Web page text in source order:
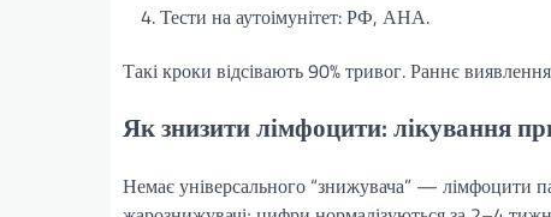
Тести на аутоімунітет: РФ, АНА.
Такі кроки відсівають 90% тривог. Раннє
Як знизити лімфоцити: лікування
Немає універсального “знижувача” — лімфоцити